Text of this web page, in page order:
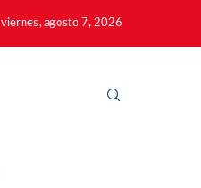
viernes, agosto 7, 2026